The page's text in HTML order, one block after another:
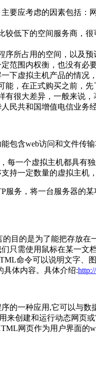
要应考虑的因素包括
低下的空间服务商，
所占用的空间，以及
范围内权衡，也没有
虚拟主机产品的情况
，在正式购买之前，
很大差异，一般来说
民共和国增值电信业务
包含web访问和文件传输
一个虚拟主机都具有
一定数量的虚拟主机
务，将一台服务器的
目的是为了能把存放
需使用鼠标在某一文
命令可以说明文字、
具体内容。具体介绍:
的一种应用,它可以与
创建和运行动态网页
网页作为用户界面的